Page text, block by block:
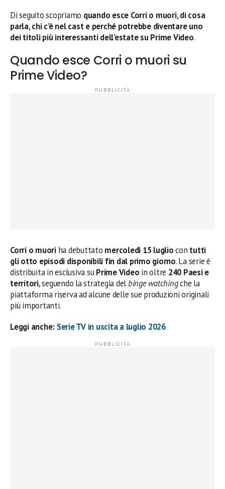
Di seguito scopriamo quando esce Corri o muori, di cosa
parla, chi c’è nel cast e perché potrebbe diventare uno
dei titoli più interessanti dell’estate su Prime Video.
Quando esce Corri o muori su
Prime Video?
Corri o muoriha debuttato mercoledì 15 lugliocon tutti
gli otto episodi disponibili fin dal primo giorno. La serie è
distribuita in esclusiva suPrime Video in oltre 240 Paesi e
territori, seguendo la strategia delbinge watchingche la
piattaforma riserva ad alcune delle sue produzioni originali
più importanti.
Leggi anche: Serie TV in uscita a luglio 2026